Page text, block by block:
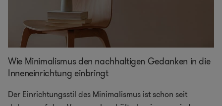
Wie Minimalismus den nachhaltigen Gedanken in die
Inneneinrichtung einbringt
Der Einrichtungsstil des Minimalismus ist schon seit